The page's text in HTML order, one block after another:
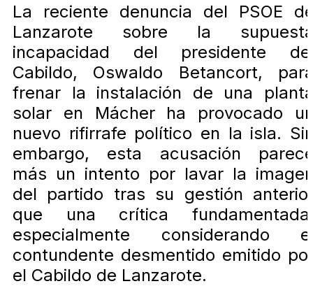
La reciente denuncia del PSOE
Lanzarote sobre la
incapacidad del presidente
Cabildo, Oswaldo Betancort,
frenar la instalación de una
solar en Mácher ha provocado
nuevo rifirrafe político en la isla.
embargo, esta acusación
más un intento por lavar la
del partido tras su gestión
que una crítica
especialmente considerando
contundente desmentido emitido
el Cabildo de Lanzarote.